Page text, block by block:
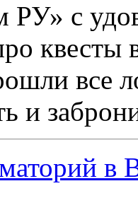
РУ» с
все
и
в